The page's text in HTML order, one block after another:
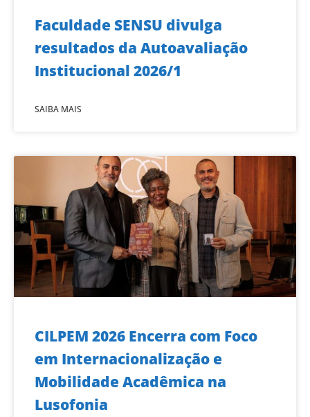
Faculdade SENSU divulga
resultados da Autoavaliação
Institucional 2026/1
SAIBA MAIS
CILPEM 2026 Encerra com Foco
em Internacionalização e
Mobilidade Acadêmica na
Lusofonia